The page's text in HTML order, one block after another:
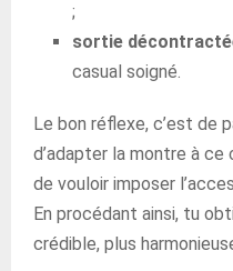
;
sortie
casual soigné.
Le bon réflexe, c’est de
d’adapter la montre à ce
de vouloir imposer
En procédant ainsi, tu
crédible, plus